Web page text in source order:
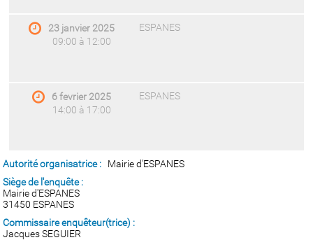
23 janvier 2025
09:00 à 12:00
ESPANES
6 fevrier 2025
14:00 à 17:00
ESPANES
Autorité organisatrice :
Mairie d'ESPANES
Siège de l'enquête :
Mairie d'ESPANES
31450 ESPANES
Commissaire enquêteur(trice) :
Jacques SEGUIER